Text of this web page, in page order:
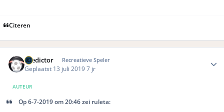
Citeren
Predictor Recreatieve Speler
Geplaatst 13 juli 20197 jr
AUTEUR
Op 6-7-2019 om 20:46 zei ruleta: